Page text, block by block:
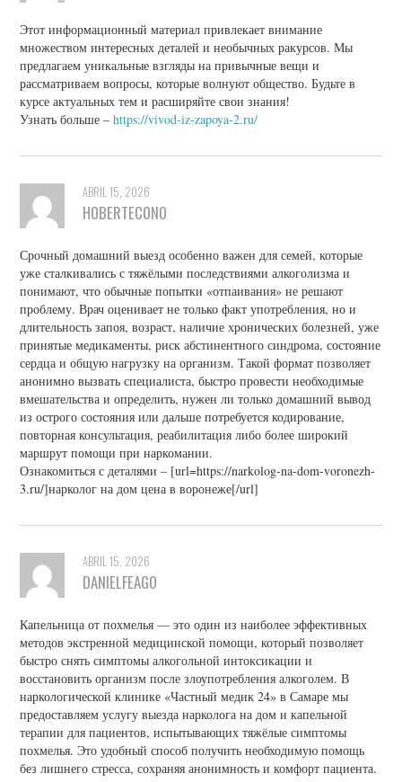
Этот информационный материал привлекает внимание
множеством интересных деталей и необычных ракурсов. Мы
предлагаем уникальные взгляды на привычные вещи и
рассматриваем вопросы, которые волнуют общество. Будьте в
курсе актуальных тем и расширяйте свои знания!
Узнать больше –https://vivod-iz-zapoya-2.ru/
ABRIL 15, 2026
HOBERTECONO
Срочный домашний выезд особенно важен для семей, которые
уже сталкивались с тяжёлыми последствиями алкоголизма и
понимают, что обычные попытки «отпаивания» не решают
проблему. Врач оценивает не только факт употребления, но и
длительность запоя, возраст, наличие хронических болезней, уже
принятые медикаменты, риск абстинентного синдрома, состояние
сердца и общую нагрузку на организм. Такой формат позволяет
анонимно вызвать специалиста, быстро провести необходимые
вмешательства и определить, нужен ли только домашний вывод
из острого состояния или дальше потребуется кодирование,
повторная консультация, реабилитация либо более широкий
маршрут помощи при наркомании.
Ознакомиться с деталями – [url=https://narkolog-na-dom-voronezh-
3.ru/]нарколог на дом цена в воронеже[/url]
ABRIL 15, 2026
DANIELFEAGO
Капельница от похмелья — это один из наиболее эффективных
методов экстренной медицинской помощи, который позволяет
быстро снять симптомы алкогольной интоксикации и
восстановить организм после злоупотребления алкоголем. В
наркологической клинике «Частный медик 24» в Самаре мы
предоставляем услугу выезда нарколога на дом и капельной
терапии для пациентов, испытывающих тяжёлые симптомы
похмелья. Это удобный способ получить необходимую помощь
без лишнего стресса, сохраняя анонимность и комфорт пациента.